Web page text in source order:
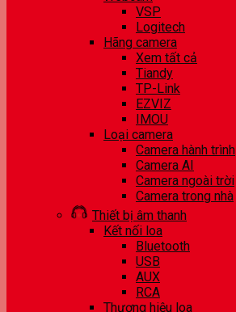
VSP
Logitech
Hãng camera
Xem tất cả
Tiandy
TP-Link
EZVIZ
IMOU
Loại camera
Camera hành trình
Camera AI
Camera ngoài trời
Camera trong nhà
Thiết bị âm thanh
Kết nối loa
Bluetooth
USB
AUX
RCA
Thương hiệu loa